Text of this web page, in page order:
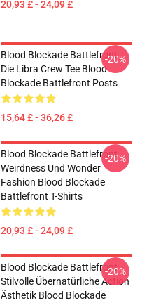
20,93 £ - 24,09 £
Blood Blockade Battlefront
Die Libra Crew Tee Blood
Blockade Battlefront Posts
15,64 £ - 36,26 £
-20%
Blood Blockade Battlefront
Weirdness Und Wonder
Fashion Blood Blockade
Battlefront T-Shirts
20,93 £ - 24,09 £
-20%
Blood Blockade Battlefront
Stilvolle Übernatürliche Action
Ästhetik Blood Blockade
-20%